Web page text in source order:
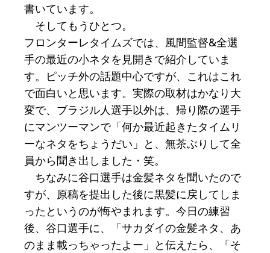
書いています。
そしてもうひとつ。
フロンターレタイムズでは、風間監督&全選
手の最近の小ネタを見開きで紹介していま
す。ピッチ外の話題中心ですが、これはこれ
で面白いと思います。実際の取材はかなり大
変で、ブラジル人選手以外は、帰り際の選手
にマンツーマンで「何か最近起きたタイムリ
ーなネタをちょうだい」と、無茶ぶりして全
員から聞き出しました・笑。
ちなみに谷口選手は金髪ネタを聞いたので
すが、原稿を提出した後に黒髪に戻してしま
ったというのが悔やまれます。今日の練習
後、谷口選手に、「サカダイの金髪ネタ、あ
のまま載っちゃったよー」と伝えたら、「そ